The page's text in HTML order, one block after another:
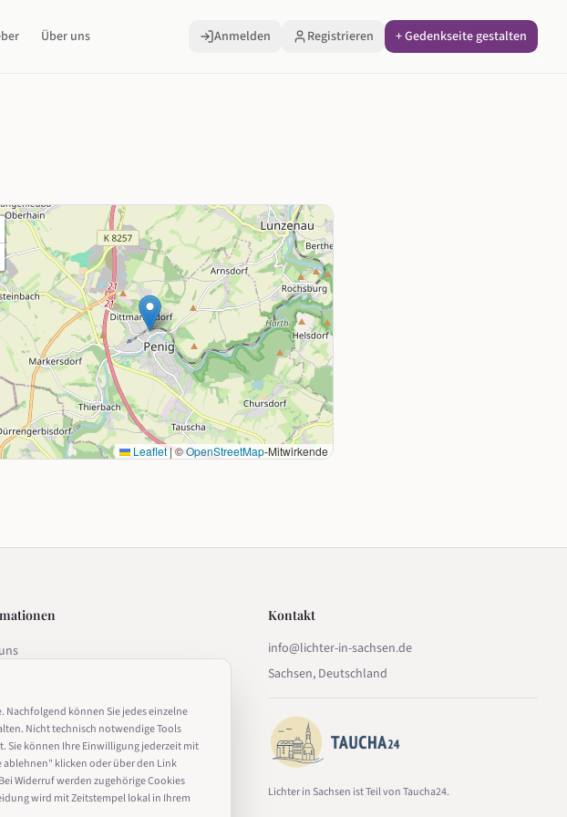
Über uns Anmelden Registrieren + Gedenkseite gestalten
Leaflet|©OpenStreetMap-Mitwirkende
Einstellungen
Kontakt
info@lichter-in-sachsen.de
Sachsen, Deutschland
Lichter in Sachsen ist Teil von Taucha24.
Nachfolgend können Sie jedes einzelne
Nicht technisch notwendige Tools
Sie können Ihre Einwilligung jederzeit mit
klicken oder über den Link
Widerruf werden zugehörige Cookies
wird mit Zeitstempel lokal in Ihrem